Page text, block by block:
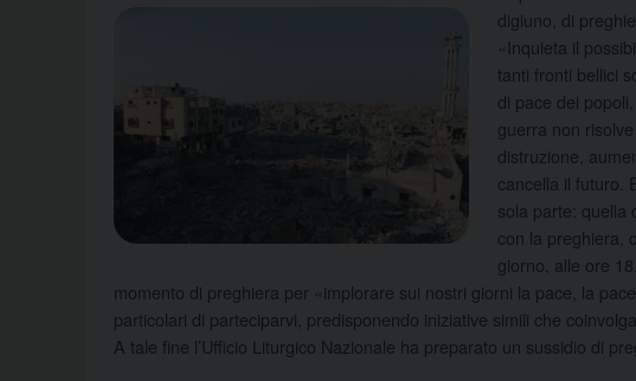
digiuno, di
«Inquieta il
tanti fronti bellici
di pace dei
guerra non
distruzione,
cancella il futuro.
sola parte: quella
con la preghiera,
giorno, alle ore
momento di preghiera per «implorare sui nostri giorni la pace, la
particolari di parteciparvi, predisponendo iniziative simili che
A tale fine l’Ufficio Liturgico Nazionale ha preparato un sussidio di